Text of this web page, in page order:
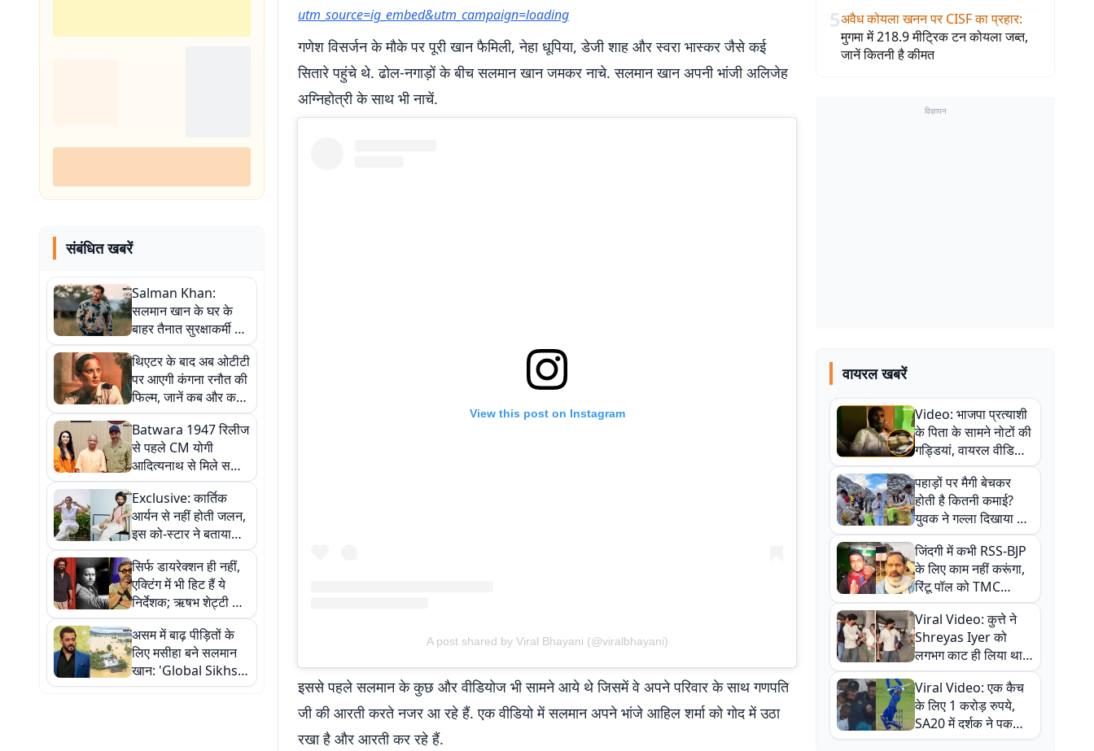
संबंधित खबरें
Salman Khan:
सलमान खान के घर के
बाहर तैनात सुरक्षाकर्मी की
मौत, ड्यूटी के दौरान
अचानक आया हार्ट अटैक
थिएटर के बाद अब ओटीटी
पर आएगी कंगना रनौत की
फिल्म, जानें कब और कहां
देख पाएंगे
Batwara 1947 रिलीज
से पहले CM योगी
आदित्यनाथ से मिले सनी
देओल और प्रीति जिंटा,
सामने आईं तस्वीरें
Exclusive: कार्तिक
आर्यन से नहीं होती जलन,
इस को-स्टार ने बताया
क्यों कभी नहीं की उनसे
अपनी तुलना
सिर्फ डायरेक्शन ही नहीं,
एक्टिंग में भी हिट हैं ये
निर्देशक; ऋषभ शेट्टी से
लेकर गुरु दत्त तक का
जलवा
असम में बाढ़ पीड़ितों के
लिए मसीहा बने सलमान
खान: 'Global Sikhs'
संग शुरू की 'आशियाना'
utm_source=ig_embed&utm_campaign=loading
गणेश विसर्जन के मौके पर पूरी खान फैमिली, नेहा धूपिया, डेजी शाह और स्‍वरा भास्‍कर जैसे कई
सितारे पहुंचे थे. ढोल-नगाड़ों के बीच सलमान खान जमकर नाचे. सलमान खान अपनी भांजी अलिजेह
अग्निहोत्री के साथ भी नाचें.
View this post on Instagram
A post shared by Viral Bhayani (@viralbhayani)
इससे पहले सलमान के कुछ और वीडियोज भी सामने आये थे जिसमें वे अपने परिवार के साथ गणपति
जी की आरती करते नजर आ रहे हैं. एक वीडियो में सलमान अपने भांजे आहिल शर्मा को गोद में उठा
रखा है और आरती कर रहे हैं.
5अवैध कोयला खनन पर CISF का प्रहार:
मुगमा में 218.9 मीट्रिक टन कोयला जब्त,
जानें कितनी है कीमत
विज्ञापन
वायरल खबरें
Video: भाजपा प्रत्याशी
के पिता के सामने नोटों की
गड्डियां, वायरल वीडियो
से राजनीति में उबाल,
अजित महतो बोले- TMC
की गंदी चाल
पहाड़ों पर मैगी बेचकर
होती है कितनी कमाई?
युवक ने गल्ला दिखाया तो
नौकरी वालों के खड़े हो गए
कान
जिंदगी में कभी RSS-BJP
के लिए काम नहीं करूंगा,
रिंटू पॉल को TMC
ऑफिस में ले जाकर पीटा,
Video वायरल
Viral Video: कुत्ते ने
Shreyas Iyer को
लगभग काट ही लिया था,
न्यूजीलैंड सीरीज से पहले
बाल-बाल बचे
Viral Video: एक कैच
के लिए 1 करोड़ रुपये,
SA20 में दर्शक ने पकड़ा
एक हाथ से गजब का कैच